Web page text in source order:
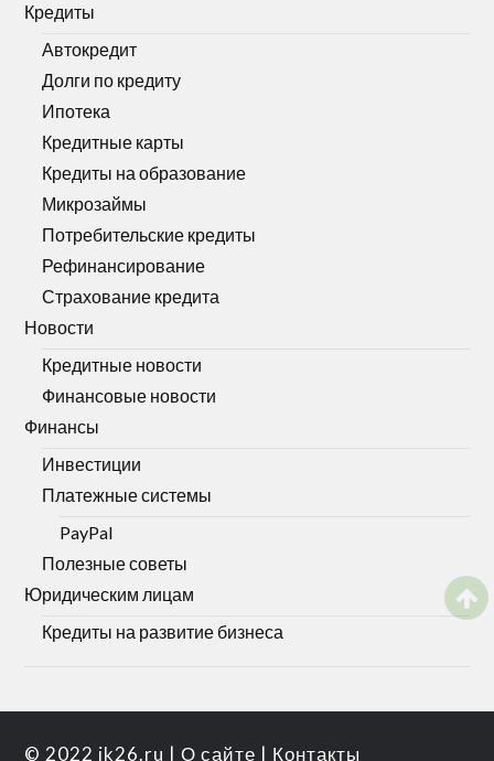
Кредиты
Автокредит
Долги по кредиту
Ипотека
Кредитные карты
Кредиты на образование
Микрозаймы
Потребительские кредиты
Рефинансирование
Страхование кредита
Новости
Кредитные новости
Финансовые новости
Финансы
Инвестиции
Платежные системы
PayPal
Полезные советы
Юридическим лицам
Кредиты на развитие бизнеса
© 2022 ik26.ru |О сайте | Контакты